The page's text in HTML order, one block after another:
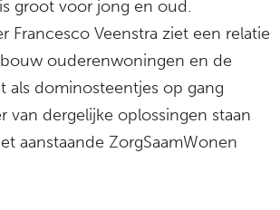
groot voor jong en oud.
Francesco Veenstra ziet een relatie
ouderenwoningen en de
als dominosteentjes op gang
van dergelijke oplossingen staan
aanstaande ZorgSaamWonen